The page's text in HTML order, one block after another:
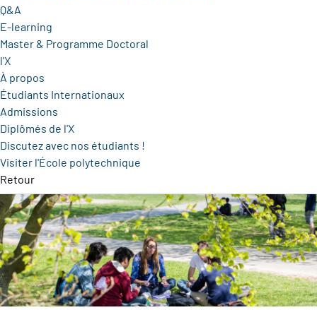
Q&A
E-learning
Master & Programme Doctoral
l'X
À propos
Étudiants Internationaux
Admissions
Diplômés de l'X
Discutez avec nos étudiants !
Visiter l'École polytechnique
Retour